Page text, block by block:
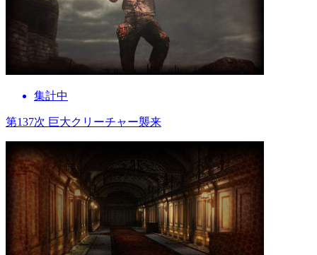
集計中
第137次 巨大クリーチャー襲来